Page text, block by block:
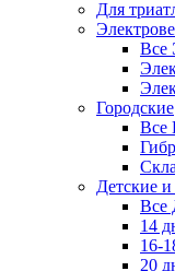
Для
Все
Городские
Все
Детские
Все
14
16-
20